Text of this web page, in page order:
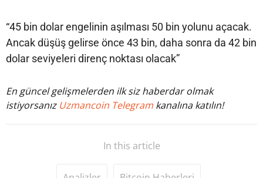
“45 bin dolar engelinin aşılması 50 bin yolunu açacak.
Ancak düşüş gelirse önce 43 bin, daha sonra da 42 bin
dolar seviyeleri direnç noktası olacak”
En güncel gelişmelerden ilk siz haberdar olmak
istiyorsanız Uzmancoin Telegram kanalına katılın!
In this article